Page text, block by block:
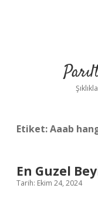
Etiket:Aaab
En Guzel
Tarih: Ekim 24, 2024